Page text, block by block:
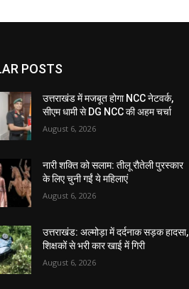
POSTS
उत्तराखंड में मजबूत होगा NCC नेटवर्क,
सीएम धामी से DG NCC की अहम चर्चा
August 6, 2026
नारी शक्ति को सलाम: तीलू रौतेली पुरस्कार
के लिए चुनी गईं ये महिलाएं
August 6, 2026
उत्तराखंड: अल्मोड़ा में दर्दनाक सड़क हादसा,
शिक्षकों से भरी कार खाई में गिरी
August 6, 2026